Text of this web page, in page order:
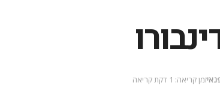
זמן קריאה: 1 דקת קריאה